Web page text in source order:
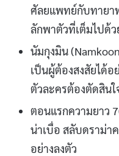
ศัลยแพทย์กับทายา
ลักพาตัวที่เต็มไปด้
นัมกุงมิน
เป็นผู้ต้องสงสัยได้อ
ตัวละครต้องตัดสิน
ตอนแรกความยาว
น่าเบื่อ สลับดราม่า
อย่างลงตัว